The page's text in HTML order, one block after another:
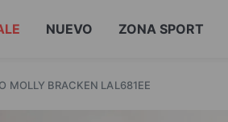
NUEVO ZONA SPORT
MOLLY BRACKEN LAL681EE